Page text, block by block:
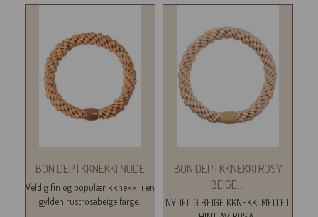
BON DEP | KKNEKKI NUDE
Veldig fin og populær kknekki i en
gylden rustrosabeige farge.
BON DEP | KKNEKKI ROSY
BEIGE...
NYDELIG BEIGE KKNEKKI MED ET